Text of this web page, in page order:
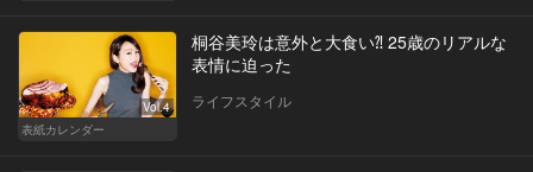
Vol.4
表紙カレンダー
桐谷美玲は意外と大食い⁈ 25歳のリアルな
表情に迫った
ライフスタイル